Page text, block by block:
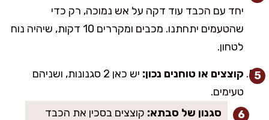
יחד עם הכבד עוד דקה על אש נמוכה, רק כדי
שהטעמים יתחתנו. מכבים ומקררים 10 דקות, שיהיה נוח
לטחון.
קוצצים או טוחנים נכון:
יש כאן 2 סגנונות, ושניהם
טעימים.
סגנון של סבתא: קוצצים בסכין את הכבד